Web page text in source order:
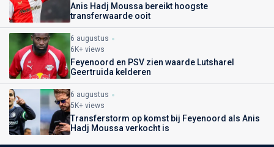
Anis Hadj Moussa bereikt hoogste
transferwaarde ooit
6 augustus
6K+ views
Feyenoord en PSV zien waarde Lutsharel
Geertruida kelderen
6 augustus
5K+ views
Transferstorm op komst bij Feyenoord als Anis
Hadj Moussa verkocht is